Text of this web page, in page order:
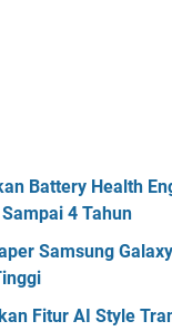
Battery Health
4 Tahun
Samsung
Fitur AI Style